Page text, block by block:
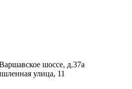
шоссе, д.37а
улица, 11